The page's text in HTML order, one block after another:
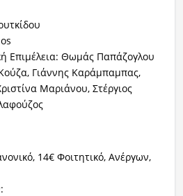
Επιμέλεια: Θωμάς Παπάζογλου
Γιάννης Καράμπαμπας,
Μαριάνου, Στέργιος
14€ Φοιτητικό, Ανέργων,